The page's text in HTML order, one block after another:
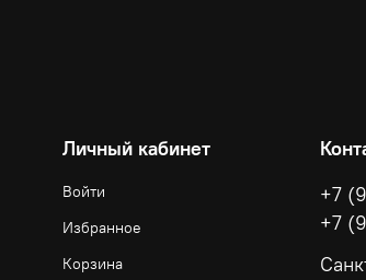
Личный кабинет
Войти
Избранное
Корзина
+7
+7